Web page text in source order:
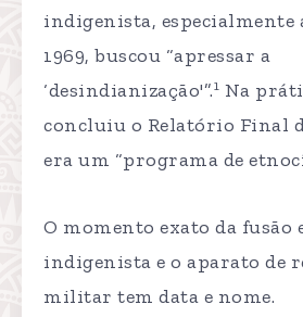
indigenista, especialmente
1969, buscou “apressar a
‘desindianização'”.1 Na
concluiu o Relatório Final
era um “programa de
O momento exato da
indigenista e o aparato de
militar tem data e nome.